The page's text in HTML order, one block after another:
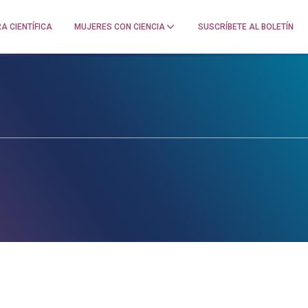
CIENTÍFICA MUJERES CON CIENCIA SUSCRÍBETE AL BOLETÍN